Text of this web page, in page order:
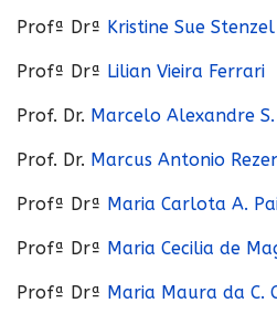
Profª Drª Kristine Sue Stenzel
Profª Drª Lilian Vieira Ferrari
Prof. Dr. Marcelo Alexandre
Prof. Dr. Marcus Antonio
Profª Drª Maria Carlota A.
Profª Drª Maria Cecilia de
Profª Drª Maria Maura da C.